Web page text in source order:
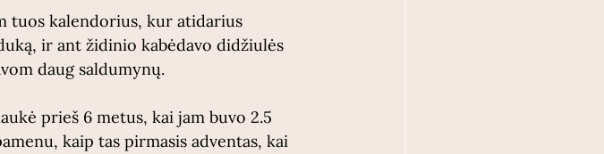
tuos kalendorius, kur atidarius
ir ant židinio kabėdavo didžiulės
daug saldumynų.
prieš 6 metus, kai jam buvo 2.5
kaip tas pirmasis adventas, kai